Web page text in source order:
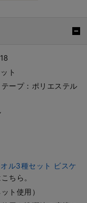
ト
ープ：ポリエステル
ル3種セット ビスケ
ちら。
ト使用）